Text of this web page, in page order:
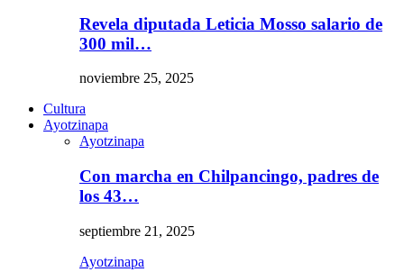
Revela diputada Leticia Mosso salario de
300 mil…
noviembre 25, 2025
Cultura
Ayotzinapa
Ayotzinapa
Con marcha en Chilpancingo, padres de
los 43…
septiembre 21, 2025
Ayotzinapa